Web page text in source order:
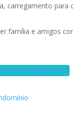
carregamento para
família e amigos
Jade Signature »